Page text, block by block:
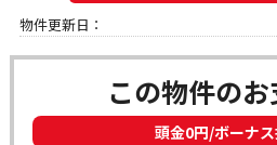
物件更新日：
この物件の
頭金0円/ボーナ